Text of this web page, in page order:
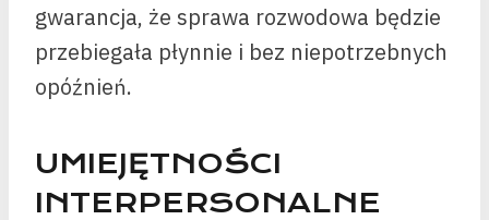
gwarancja, że sprawa rozwodowa będzie
przebiegała płynnie i bez niepotrzebnych
opóźnień.
UMIEJĘTNOŚCI
INTERPERSONALNE